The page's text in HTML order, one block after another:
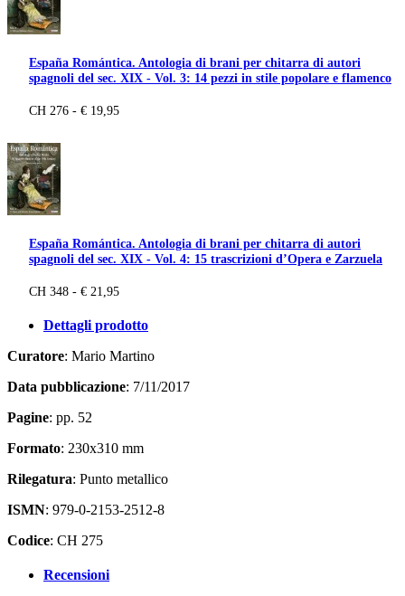
España Romántica. Antologia di brani per chitarra di autori
spagnoli del sec. XIX - Vol. 3: 14 pezzi in stile popolare e flamenco
CH 276 - € 19,95
España Romántica. Antologia di brani per chitarra di autori
spagnoli del sec. XIX - Vol. 4: 15 trascrizioni d’Opera e Zarzuela
CH 348 - € 21,95
Dettagli prodotto
Curatore: Mario Martino
Data pubblicazione: 7/11/2017
Pagine: pp. 52
Formato: 230x310 mm
Rilegatura: Punto metallico
ISMN: 979-0-2153-2512-8
Codice: CH 275
Recensioni